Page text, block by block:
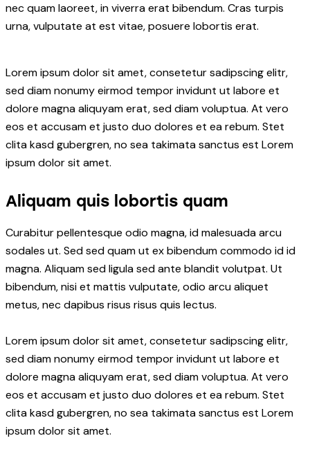
nec quam laoreet, in viverra erat bibendum. Cras turpis
urna, vulputate at est vitae, posuere lobortis erat.
Lorem ipsum dolor sit amet, consetetur sadipscing elitr,
sed diam nonumy eirmod tempor invidunt ut labore et
dolore magna aliquyam erat, sed diam voluptua. At vero
eos et accusam et justo duo dolores et ea rebum. Stet
clita kasd gubergren, no sea takimata sanctus est Lorem
ipsum dolor sit amet.
Aliquam quis lobortis quam
Curabitur pellentesque odio magna, id malesuada arcu
sodales ut. Sed sed quam ut ex bibendum commodo id id
magna. Aliquam sed ligula sed ante blandit volutpat. Ut
bibendum, nisi et mattis vulputate, odio arcu aliquet
metus, nec dapibus risus risus quis lectus.
Lorem ipsum dolor sit amet, consetetur sadipscing elitr,
sed diam nonumy eirmod tempor invidunt ut labore et
dolore magna aliquyam erat, sed diam voluptua. At vero
eos et accusam et justo duo dolores et ea rebum. Stet
clita kasd gubergren, no sea takimata sanctus est Lorem
ipsum dolor sit amet.